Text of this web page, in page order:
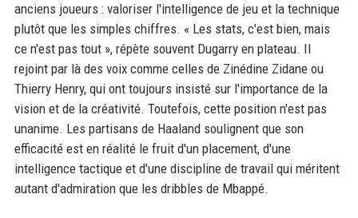
anciens joueurs : valoriser l'intelligence de jeu et la technique
plutôt que les simples chiffres. « Les stats, c'est bien, mais
ce n'est pas tout », répète souvent Dugarry en plateau. Il
rejoint par là des voix comme celles de Zinédine Zidane ou
Thierry Henry, qui ont toujours insisté sur l'importance de la
vision et de la créativité. Toutefois, cette position n'est pas
unanime. Les partisans de Haaland soulignent que son
efficacité est en réalité le fruit d'un placement, d'une
intelligence tactique et d'une discipline de travail qui méritent
autant d'admiration que les dribbles de Mbappé.